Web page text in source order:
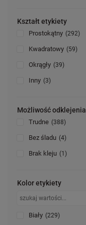
Kształt etykiety
Prostokątny 292
Kwadratowy 59
Okrągły 39
Inny 3
Możliwość odklejenia
Trudne 388
Bez śladu 4
Brak kleju 1
Kolor etykiety
Biały 229